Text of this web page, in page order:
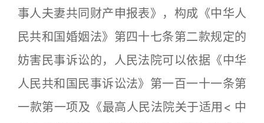
事人夫妻共同财产申报表》，构成《中华人
民共和国婚姻法》第四十七条第二款规定的
妨害民事诉讼的，人民法院可以依据《中华
人民共和国民事诉讼法》第一百一十一条第
一款第一项及《最高人民法院关于适用< 中